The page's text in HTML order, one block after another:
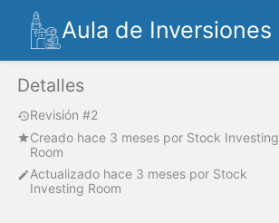
Aula de Inversiones
Detalles
Revisión #2
Creado hace 3 meses por Stock Investing
Room
Actualizado hace 3 meses por Stock
Investing Room